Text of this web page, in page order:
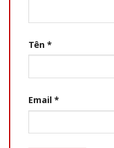
Tên *
Email *